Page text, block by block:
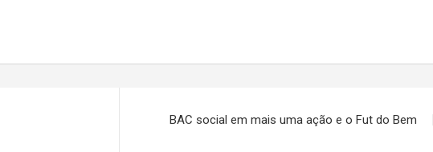
BAC social em mais uma ação e o Fut do Bem